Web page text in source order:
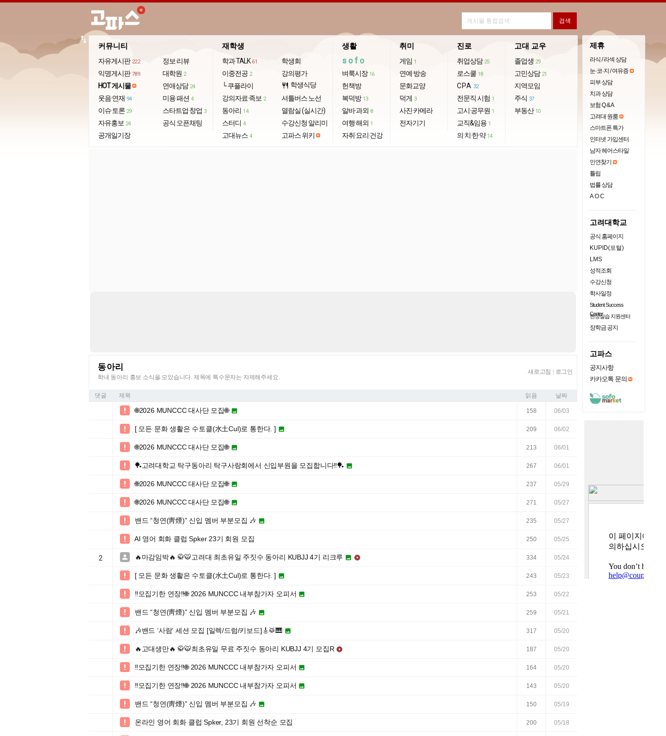
커뮤니티
자유게시판 222
익명게시판 789
HOT 게시물
웃음·연재 94
이슈·토론 29
자유홍보 24
공개일기장
정보·리뷰
대학원 2
연애상담 24
미용·패션 4
스타트업·창업 3
공식 오픈채팅
재학생
학과 TALK 61
이중전공 2
└ 쿠플라이
강의자료·족보 2
동아리 14
스터디 4
고대뉴스 4
학생회
강의평가
restaurant 학생식당
셔틀버스 노선
열람실 (실시간)
수강신청 알리미
고파스 위키
생활
sofo
벼룩시장 16
헌책방
복덕방 13
알바·과외 8
여행·해외 1
자취·요리·건강
취미
게임 1
연예·방송
문화교양
덕게 3
사진·카메라
전자기기
진로
취업상담 25
로스쿨 18
CPA 32
전문직 시험 1
고시·공무원 1
교직&임용 1
의·치·한·약 14
고대 교우
졸업생 29
고민상담 21
지역모임
주식 37
부동산 10
import_export
동아리
학내 동아리 홍보 소식을 모았습니다. 제목에 특수문자는 자제해주세요.
새로고침 로그인
댓글 제목 읽음 날짜
 🌐2026 MUNCCC 대사단 모집🌐  158 06/03
 [ 모든 문화 생활은 수토클(水土Cul)로 통한다. ]  209 06/02
 🌐2026 MUNCCC 대사단 모집🌐  213 06/01
 🏓고려대학교 탁구동아리 탁구사랑회에서 신입부원을 모집합니다‼️🏓  267 06/01
 🌐2026 MUNCCC 대사단 모집🌐  237 05/29
 🌐2026 MUNCCC 대사단 모집🌐  271 05/27
 밴드 “청연(靑煙)” 신입 멤버 부분모집 🎶  235 05/27
 AI 영어 회화 클럽 Spker 23기 회원 모집 250 05/25
2  🔥마감임박🔥 🥋🐯고려대 최초유일 주짓수 동아리 KUBJJ 4기 리크루   334 05/24
 [ 모든 문화 생활은 수토클(水土Cul)로 통한다. ]  243 05/23
 ‼️모집기한 연장‼️🌐 2026 MUNCCC 내부참가자 오피서  253 05/22
 밴드 “청연(靑煙)” 신입 멤버 부분모집 🎶  259 05/21
 🎶밴드 ‘사람’ 세션 모집 [일렉/드럼/키보드]🎸🥁🎹  317 05/20
 🔥고대생만🔥 🥋🐯최초유일 무료 주짓수 동아리 KUBJJ 4기 모집R  187 05/20
 ‼️모집기한 연장‼️🌐 2026 MUNCCC 내부참가자 오피서  164 05/20
 ‼️모집기한 연장‼️🌐 2026 MUNCCC 내부참가자 오피서  143 05/20
 밴드 “청연(靑煙)” 신입 멤버 부분모집 🎶  150 05/19
 온라인 영어 회화 클럽 Spker, 23기 회원 선착순 모집 200 05/18
제휴
라식 / 라섹 상담
눈·코·지 / 여유증
피부 상담
치과 상담
보험 Q & A
고려대 원룸
스마트폰 특가
인터넷 가입센터
남자 헤어스타일
인연찾기
튤립
법률 상담
AOC
고려대학교
공식 홈페이지
KUPID(포털)
LMS
성적조회
수강신청
학사일정
Student Success
Center
현장실습 지원센터
장학금 공지
고파스
공지사항
카카오톡 문의